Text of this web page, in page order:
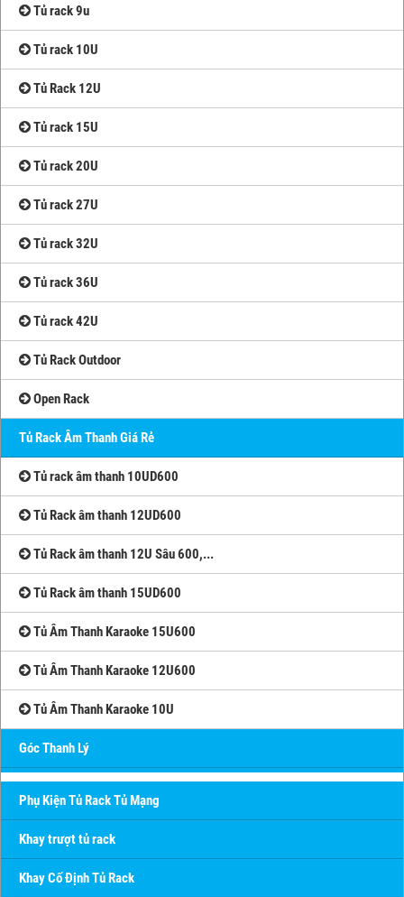
Tủ rack 9u
Tủ rack 10U
Tủ Rack 12U
Tủ rack 15U
Tủ rack 20U
Tủ rack 27U
Tủ rack 32U
Tủ rack 36U
Tủ rack 42U
Tủ Rack Outdoor
Open Rack
Tủ Rack Âm Thanh Giá Rẻ
Tủ rack âm thanh 10UD600
Tủ Rack âm thanh 12UD600
Tủ Rack âm thanh 12U Sâu 600,...
Tủ Rack âm thanh 15UD600
Tủ Âm Thanh Karaoke 15U600
Tủ Âm Thanh Karaoke 12U600
Tủ Âm Thanh Karaoke 10U
Góc Thanh Lý
Phụ Kiện Tủ Rack Tủ Mạng
Khay trượt tủ rack
Khay Cố Định Tủ Rack